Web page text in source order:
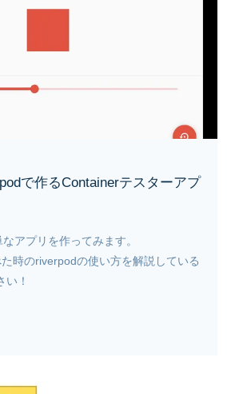
で作るContainerテスターアプ
アプリを作ってみます。
時のriverpodの使い方を解説している
い！